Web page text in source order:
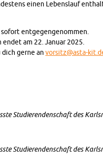
einen Le­bens­lauf
ent­ge­gen­ge­nom­men.
am 22. Ja­nu­ar 2025.
dich gerne an vorsitz@​asta-​
Stu­die­ren­den­schaft des
Stu­die­ren­den­schaft des